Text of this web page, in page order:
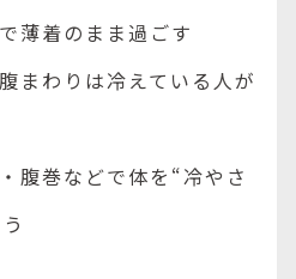
薄着のまま過ごす
まわりは冷えている人が
腹巻などで体を“冷やさ